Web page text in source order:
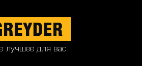
лучшее для вас